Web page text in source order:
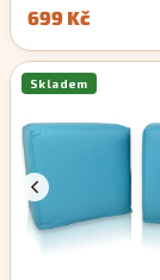
699 Kč
Skladem